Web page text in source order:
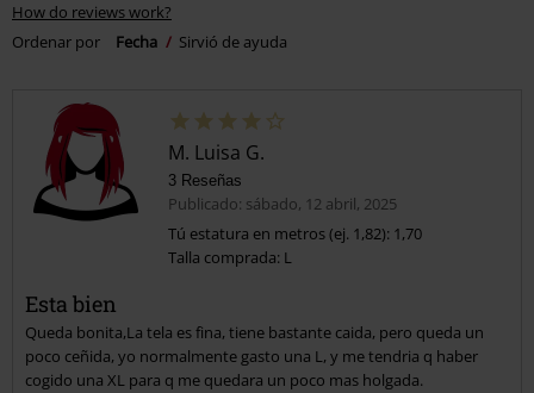
How do reviews work?
Ordenar por
Fecha Sirvió de ayuda
M. Luisa G.
3 Reseñas
Publicado: sábado, 12 abril, 2025
Tú estatura en metros (ej. 1,82): 1,70
Talla comprada: L
Esta bien
Queda bonita,La tela es fina, tiene bastante caida, pero queda un
poco ceñida, yo normalmente gasto una L, y me tendria q haber
cogido una XL para q me quedara un poco mas holgada.